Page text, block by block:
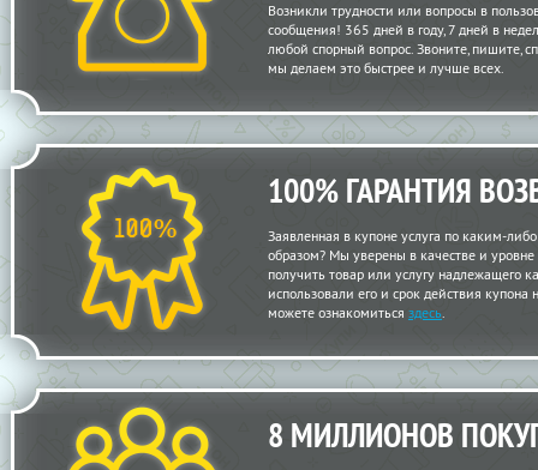
Возникли трудности или вопросы в
сообщения! 365 дней в году, 7 дней в
любой спорный вопрос. Звоните, пишите,
мы делаем это быстрее и лучше всех.
100% ГАРАНТИЯ
Заявленная в купоне услуга по каким-
образом? Мы уверены в качестве и
получить товар или услугу надлежащего
использовали его и срок действия
можете ознакомиться здесь.
8 МИЛЛИОНОВ